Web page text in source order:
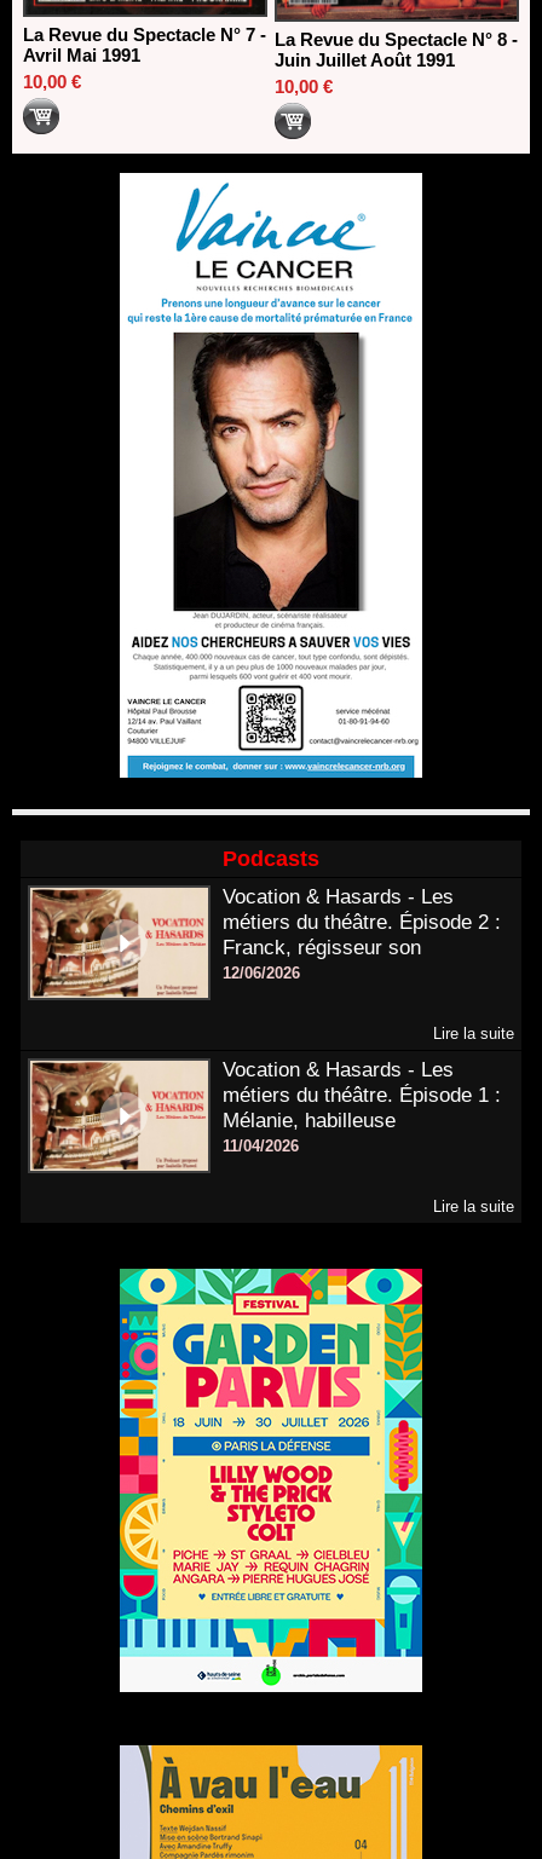
La Revue du Spectacle N° 7 -
Avril Mai 1991
10,00 €
La Revue du Spectacle N° 8 -
Juin Juillet Août 1991
10,00 €
Podcasts
Vocation & Hasards - Les
métiers du théâtre. Épisode 2 :
Franck, régisseur son
12/06/2026
Lire la suite
Vocation & Hasards - Les
métiers du théâtre. Épisode 1 :
Mélanie, habilleuse
11/04/2026
Lire la suite